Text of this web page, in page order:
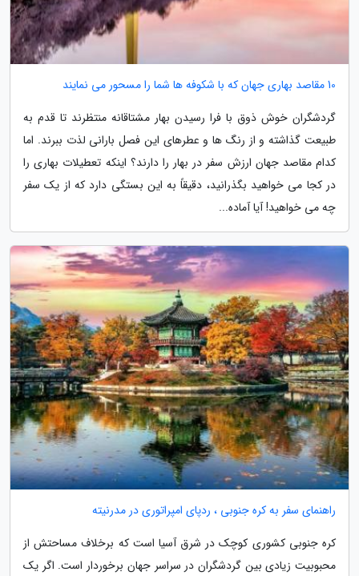
10 مقاصد بهاری جهان که با شکوفه ها شما را مسحور می نمایند
گردشگران خوش ذوق با فرا رسیدن بهار مشتاقانه منتظرند تا قدم به
طبیعت گذاشته و از رنگ ها و عطرهای این فصل بارانی لذت ببرند. اما
کدام مقاصد جهان ارزش سفر در بهار را دارند؟ اینکه تعطیلات بهاری را
در کجا می خواهید بگذرانید، دقیقاً به این بستگی دارد که از یک سفر
چه می خواهید! آیا آماده...
راهنمای سفر به کره جنوبی ، ردپای امپراتوری در مدرنیته
کره جنوبی کشوری کوچک در شرق آسیا است که برخلاف مساحتش از
محبوبیت زیادی بین گردشگران در سراسر جهان برخوردار است. اگر یک